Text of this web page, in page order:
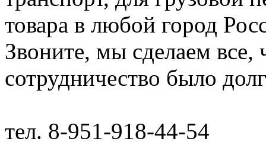
товара в любой город
Звоните, мы сделаем
сотрудничество было
тел. 8-951-918-44-54